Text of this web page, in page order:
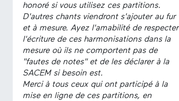
honoré si vous utilisez ces partitions.
D'autres chants viendront s'ajouter au fur
et à mesure. Ayez l'amabilité de respecter
l'écriture de ces harmonisations dans la
mesure où ils ne comportent pas de
"fautes de notes" et de les déclarer à la
SACEM si besoin est.
Merci à tous ceux qui ont participé à la
mise en ligne de ces partitions, en